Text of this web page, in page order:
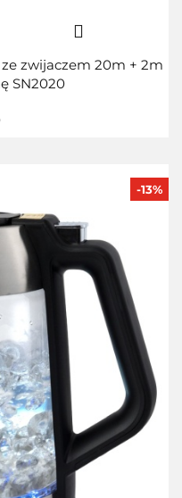
zwijaczem 20m + 2m
SN2020
-13%